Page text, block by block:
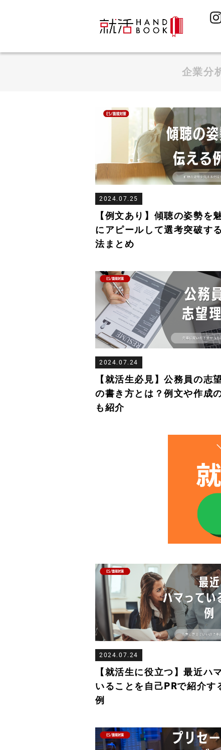
企業分
2024.07.25
【例文あり】傾聴の姿勢を
にアピールして選考突破す
法まとめ
2024.07.24
【就活生必見】公務員の志
の書き方とは？例文や作成
も紹介
2024.07.24
【就活生に役立つ】最近ハ
いることを自己PRで紹介す
例